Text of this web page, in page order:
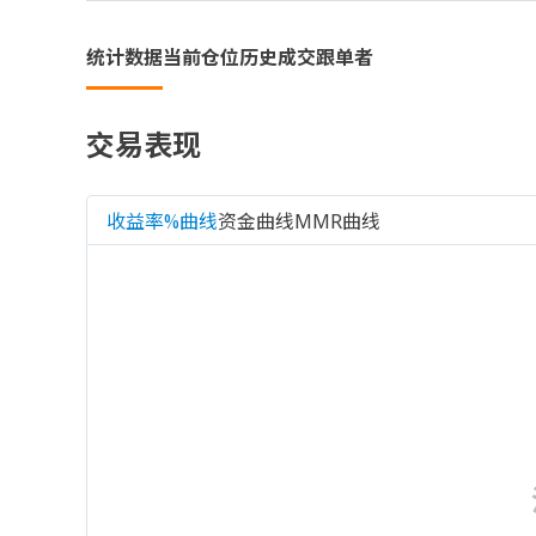
统计数据当前仓位历史成交跟单者
交易表现
收益率%曲线资金曲线MMR曲线